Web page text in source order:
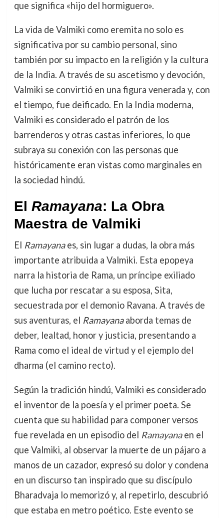
que significa «hijo del hormiguero».
La vida de Valmiki como eremita no solo es
significativa por su cambio personal, sino
también por su impacto en la religión y la cultura
de la India. A través de su ascetismo y devoción,
Valmiki se convirtió en una figura venerada y, con
el tiempo, fue deificado. En la India moderna,
Valmiki es considerado el patrón de los
barrenderos y otras castas inferiores, lo que
subraya su conexión con las personas que
históricamente eran vistas como marginales en
la sociedad hindú.
El Ramayana: La Obra
Maestra de Valmiki
El Ramayanaes, sin lugar a dudas, la obra más
importante atribuida a Valmiki. Esta epopeya
narra la historia de Rama, un príncipe exiliado
que lucha por rescatar a su esposa, Sita,
secuestrada por el demonio Ravana. A través de
sus aventuras, el Ramayanaaborda temas de
deber, lealtad, honor y justicia, presentando a
Rama como el ideal de virtud y el ejemplo del
dharma (el camino recto).
Según la tradición hindú, Valmiki es considerado
el inventor de la poesía y el primer poeta. Se
cuenta que su habilidad para componer versos
fue revelada en un episodio del Ramayanaen el
que Valmiki, al observar la muerte de un pájaro a
manos de un cazador, expresó su dolor y condena
en un discurso tan inspirado que su discípulo
Bharadvaja lo memorizó y, al repetirlo, descubrió
que estaba en metro poético. Este evento se